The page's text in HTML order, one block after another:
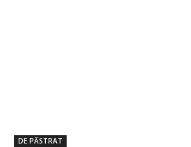
DE PĂSTRAT